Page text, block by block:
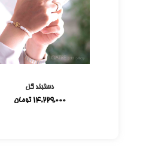
دستبند گل
14,229,000 تومان